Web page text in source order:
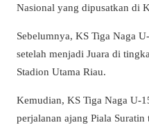
Nasional yang dipusatkan di
Sebelumnya, KS Tiga Naga
setelah menjadi Juara di
Stadion Utama Riau.
Kemudian, KS Tiga Naga U-
perjalanan ajang Piala